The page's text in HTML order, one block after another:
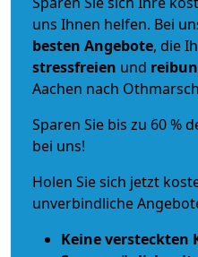
uns Ihnen helfen. Bei
besten Angebote, die
stressfreien und
Aachen nach
Sparen Sie bis zu 60 %
bei uns!
Holen Sie sich jetzt
unverbindliche
Keine versteckten